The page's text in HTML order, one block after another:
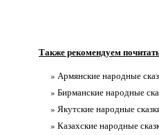
Также рекомендуем
» Армянские народные
» Бирманские народные
» Якутские народные
» Казахские народные